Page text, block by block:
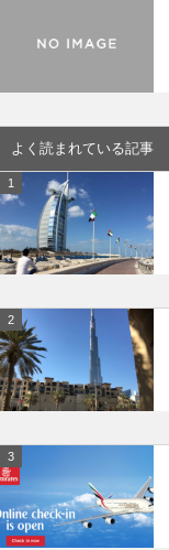
よく読まれている記事
1
2
3